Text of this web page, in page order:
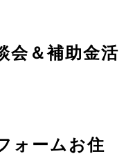
会＆補助金活
ォームお住